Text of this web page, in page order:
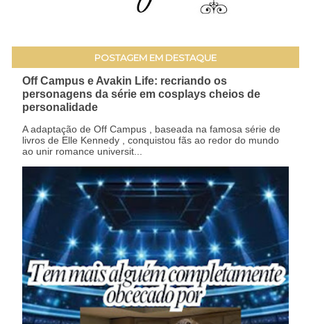
POSTAGEM EM DESTAQUE
Off Campus e Avakin Life: recriando os
personagens da série em cosplays cheios de
personalidade
A adaptação de Off Campus , baseada na famosa série de
livros de Elle Kennedy , conquistou fãs ao redor do mundo
ao unir romance universit...